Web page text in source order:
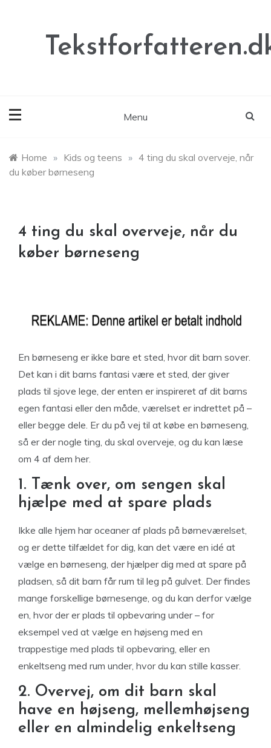
Menu
Home » Kids og teens » 4 ting du skal overveje, når
du køber børneseng
4 ting du skal overveje, når du
køber børneseng
En børneseng er ikke bare et sted, hvor dit barn sover.
Det kan i dit barns fantasi være et sted, der giver
plads til sjove lege, der enten er inspireret af dit barns
egen fantasi eller den måde, værelset er indrettet på –
eller begge dele. Er du på vej til at købe en børneseng,
så er der nogle ting, du skal overveje, og du kan læse
om 4 af dem her.
1. Tænk over, om sengen skal
hjælpe med at spare plads
Ikke alle hjem har oceaner af plads på børneværelset,
og er dette tilfældet for dig, kan det være en idé at
vælge en børneseng, der hjælper dig med at spare på
pladsen, så dit barn får rum til leg på gulvet. Der findes
mange forskellige børnesenge, og du kan derfor vælge
en, hvor der er plads til opbevaring under – for
eksempel ved at vælge en højseng med en
trappestige med plads til opbevaring, eller en
enkeltseng med rum under, hvor du kan stille kasser.
2. Overvej, om dit barn skal
have en højseng, mellemhøjseng
eller en almindelig enkeltseng